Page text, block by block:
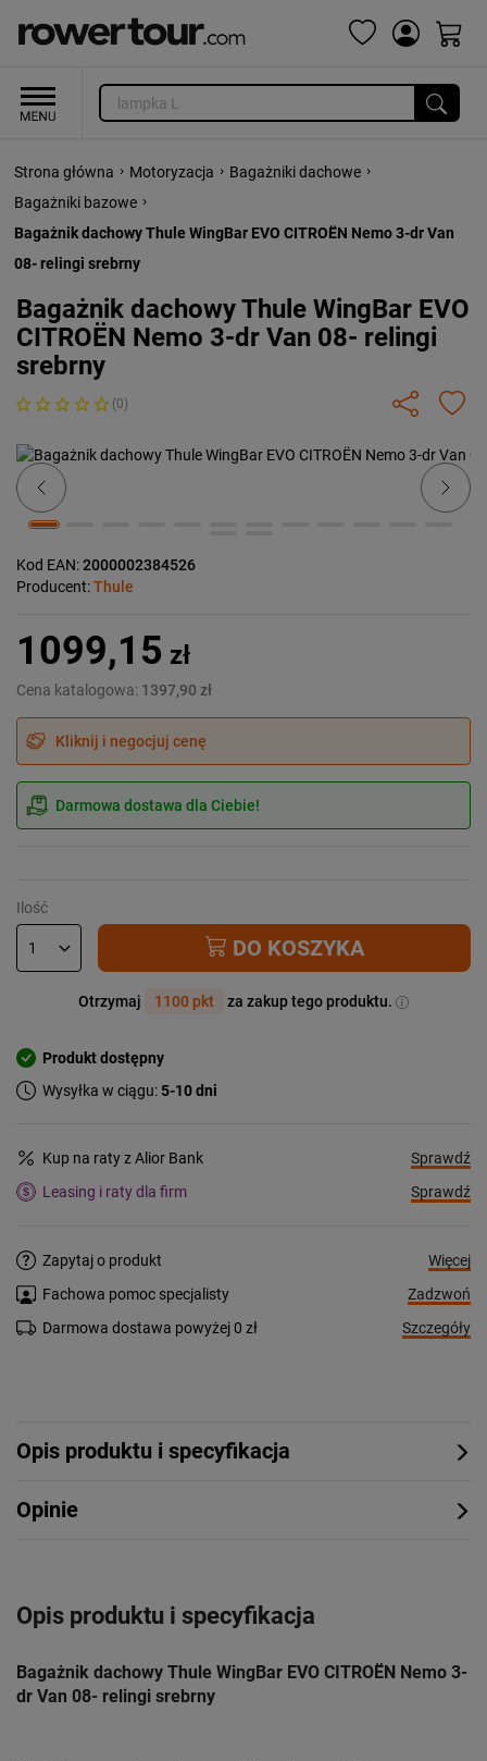
Strona główna › Motoryzacja › Bagażniki dachowe ›
Bagażniki bazowe ›
Bagażnik dachowy Thule WingBar EVO CITROËN Nemo 3-dr Van
08- relingi srebrny
Bagażnik dachowy Thule WingBar EVO
CITROËN Nemo 3-dr Van 08- relingi
srebrny
(0)
Previous Next
Kod EAN:2000002384526
Producent:Thule
1099,15 zł
Cena katalogowa: 1397,90 zł
Kliknij i negocjuj cenę
Darmowa dostawa dla Ciebie!
Ilość
DO KOSZYKA
Otrzymaj 1100 pkt za zakup tego produktu.
Produkt dostępny
Wysyłka w ciągu:5-10 dni
Kup na raty z Alior Bank
Sprawdź
Leasing i raty dla firm
Sprawdź
Zapytaj o produkt
Więcej
Fachowa pomoc specjalisty
Zadzwoń
Darmowa dostawa powyżej 0 zł
Szczegóły
Opis produktu i specyfikacja
Opinie
Opis produktu i specyfikacja
Bagażnik dachowy Thule WingBar EVO CITROËN Nemo 3-
dr Van 08- relingi srebrny